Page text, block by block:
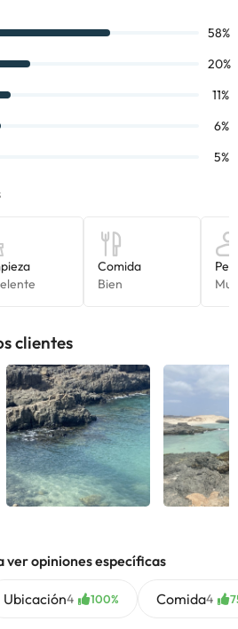
pueden ser de pago. Puedes
en el establecimiento. Toda la
sujeta a cambios por parte del
contáctanos.
clientes
ver opiniones específicas
Ubicación4 100% Comida4